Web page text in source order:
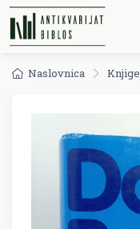
Naslovnica Knjige